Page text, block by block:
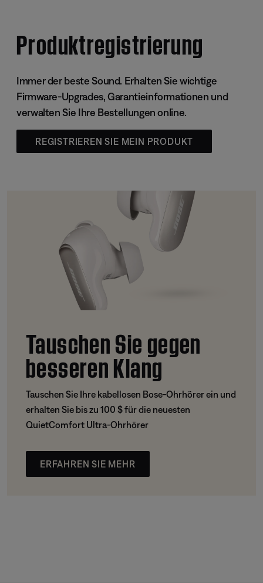
Produktregistrierung
Immer der beste Sound. Erhalten Sie wichtige
Firmware-Upgrades, Garantieinformationen und
verwalten Sie Ihre Bestellungen online.
REGISTRIEREN SIE MEIN PRODUKT
Tauschen Sie gegen
besseren Klang
Tauschen Sie Ihre kabellosen Bose-Ohrhörer ein und
erhalten Sie bis zu 100 $ für die neuesten
QuietComfort Ultra-Ohrhörer
ERFAHREN SIE MEHR